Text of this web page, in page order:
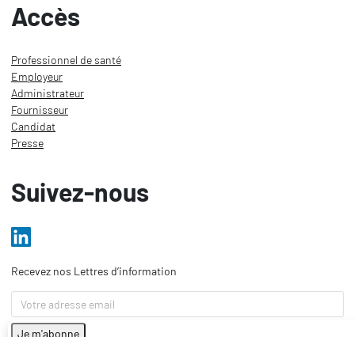
Accès
Professionnel de santé
Employeur
Administrateur
Fournisseur
Candidat
Presse
Suivez-nous
Recevez nos Lettres d’information